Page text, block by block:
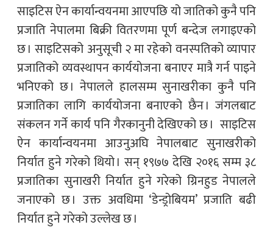
साइटिस ऐन कार्यान्वयनमा आएपछि यो जातिको कुनै पनि
प्रजाति नेपालमा बिक्री वितरणमा पूर्ण बन्देज लगाइएको
छ । साइटिसको अनुसूची २ मा रहेको वनस्पतिको व्यापार
प्रजातिको व्यवस्थापन कार्ययोजना बनाएर मात्रै गर्न पाइने
भनिएको छ । नेपालले हालसम्म सुनाखरीका कुनै पनि
प्रजातिका लागि कार्ययोजना बनाएको छैन । जंगलबाट
संकलन गर्ने कार्य पनि गैरकानुनी देखिएको छ । साइटिस
ऐन कार्यान्वयनमा आउनुअघि नेपालबाट सुनाखरीको
निर्यात हुने गरेको थियो । सन् १९७७ देखि २०१६ सम्म ३८
प्रजातिका सुनाखरी निर्यात हुने गरेको ग्रिनहुड नेपालले
जनाएको छ । उक्त अवधिमा ‘डेन्ड्रोबियम’ प्रजाति बढी
निर्यात हुने गरेको उल्लेख छ ।